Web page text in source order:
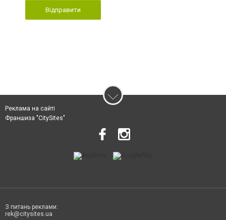
Відправити
Реклама на сайті
Франшиза "CitySites"
З питань реклами:
rek@citysites.ua